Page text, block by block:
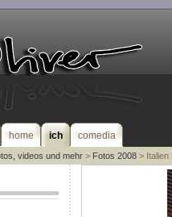
home ich comedia
videos und mehr> Fotos 2008> Italien